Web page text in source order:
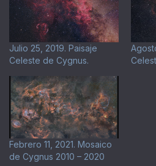
Julio 25, 2019. Paisaje
Celeste de Cygnus.
Febrero 11, 2021. Mosaico
de Cygnus 2010 – 2020